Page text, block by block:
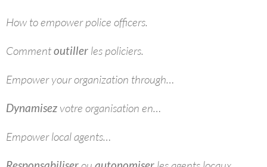
How to empower police officers.
Commentoutiller les policiers.
Empower your organization through…
Dynamisez votre organisation en…
Empower local agents…